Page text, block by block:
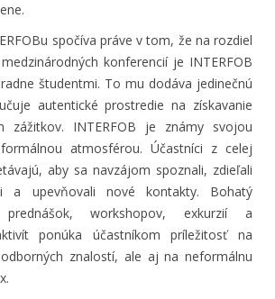
spočíva práve v tom, že na rozdiel
konferencií je INTERFOB
študentmi. To mu dodáva jedinečnú
autentické prostredie na získavanie
zážitkov. INTERFOB je známy svojou
atmosférou. Účastníci z celej
aby sa navzájom spoznali, zdieľali
a upevňovali nové kontakty. Bohatý
workshopov, exkurzií a
ponúka účastníkom príležitosť na
znalostí, ale aj na neformálnu